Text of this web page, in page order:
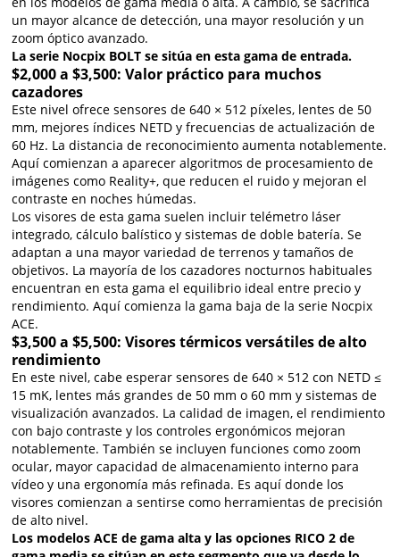
un mayor alcance de detección, una mayor resolución y un
zoom óptico avanzado.
La serie Nocpix BOLT se sitúa en esta gama de entrada.
$2,000 a $3,500: Valor práctico para muchos
cazadores
Este nivel ofrece sensores de 640 × 512 píxeles, lentes de 50
mm, mejores índices NETD y frecuencias de actualización de
60 Hz. La distancia de reconocimiento aumenta notablemente.
Aquí comienzan a aparecer algoritmos de procesamiento de
imágenes como Reality+, que reducen el ruido y mejoran el
contraste en noches húmedas.
Los visores de esta gama suelen incluir telémetro láser
integrado, cálculo balístico y sistemas de doble batería. Se
adaptan a una mayor variedad de terrenos y tamaños de
objetivos. La mayoría de los cazadores nocturnos habituales
encuentran en esta gama el equilibrio ideal entre precio y
rendimiento. Aquí comienza la gama baja de la serie Nocpix
ACE.
$3,500 a $5,500: Visores térmicos versátiles de alto
rendimiento
En este nivel, cabe esperar sensores de 640 × 512 con NETD ≤
15 mK, lentes más grandes de 50 mm o 60 mm y sistemas de
visualización avanzados. La calidad de imagen, el rendimiento
con bajo contraste y los controles ergonómicos mejoran
notablemente. También se incluyen funciones como zoom
ocular, mayor capacidad de almacenamiento interno para
vídeo y una ergonomía más refinada. Es aquí donde los
visores comienzan a sentirse como herramientas de precisión
de alto nivel.
Los modelos ACE de gama alta y las opciones RICO 2 de